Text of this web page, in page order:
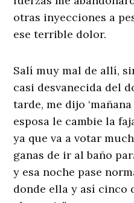
otras inyecciones a
ese terrible dolor.
Salí muy mal de allí,
casi desvanecida del
tarde, me dijo
esposa le cambie la
ya que va a votar
ganas de ir al baño
y esa noche pase
donde ella y así cinco